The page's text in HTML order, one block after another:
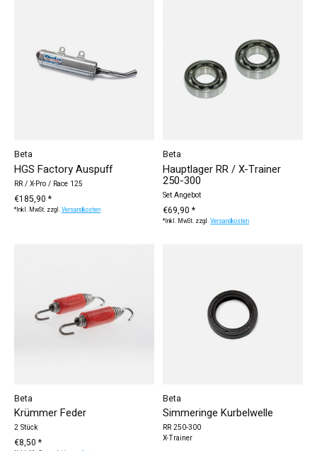
Beta
HGS Factory Auspuff
RR / X-Pro / Race 125
€185,90 *
*Inkl. MwSt. zzgl.Versandkosten
Beta
Hauptlager RR / X-Trainer
250-300
Set Angebot
€69,90 *
*Inkl. MwSt. zzgl.Versandkosten
Beta
Krümmer Feder
2 Stück
€8,50 *
Beta
Simmeringe Kurbelwelle
RR 250-300
X-Trainer